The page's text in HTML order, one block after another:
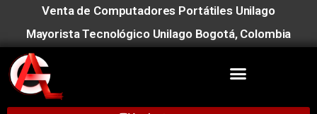
Venta de Computadores Portátiles Unilago
Mayorista Tecnológico Unilago Bogotá, Colombia